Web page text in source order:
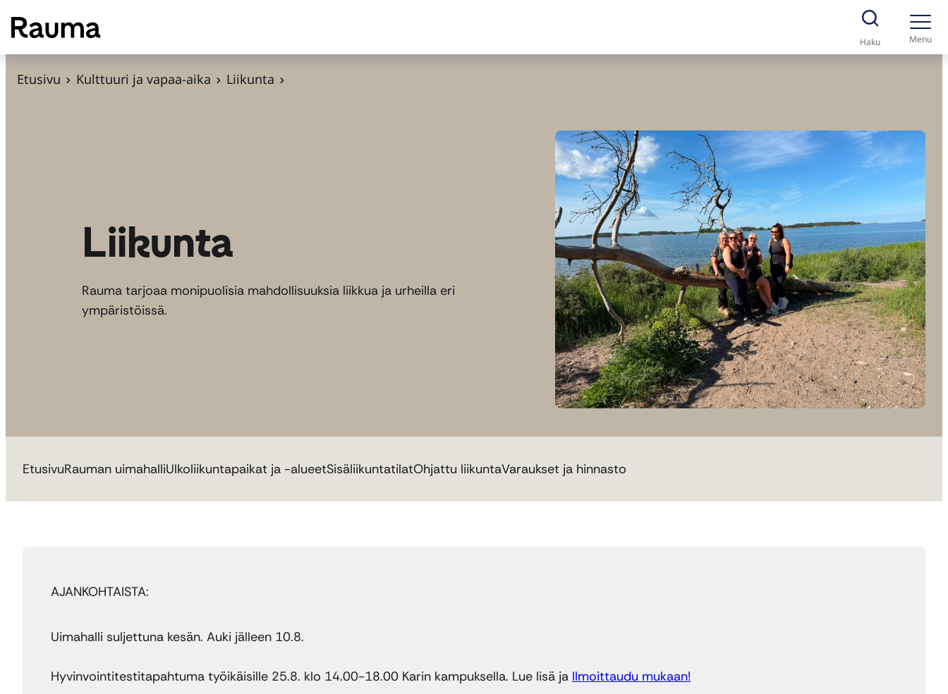
S
i
Haku Menu
Etusivu Kulttuuri ja vapaa-aika Liikunta
Liikunta
Rauma tarjoaa monipuolisia mahdollisuuksia liikkua ja urheilla eri
ympäristöissä.
EtusivuRauman uimahalliUlkoliikuntapaikat ja -alueetSisäliikuntatilatOhjattu liikuntaVaraukset ja hinnasto
AJANKOHTAISTA:
Uimahalli suljettuna kesän. Auki jälleen 10.8.
Hyvinvointitestitapahtuma työikäisille 25.8. klo 14.00-18.00 Karin kampuksella. Lue lisä ja Ilmoittaudu mukaan!